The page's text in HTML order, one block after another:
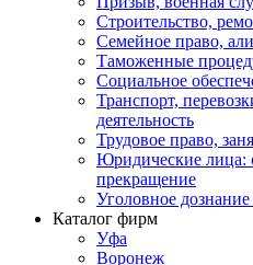
Строительство,
Семейное право,
Таможенные
Социальное
Транспорт,
деятельность
Трудовое право,
Юридические лица:
прекращение
Уголовное дознание
Каталог фирм
Уфа
Воронеж